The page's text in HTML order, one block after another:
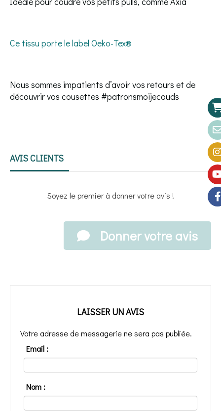
Ce tissu porte le label Oeko-Tex®
Nous sommes impatients d’avoir vos retours et de
découvrir vos cousettes #patronsmoijecouds
AVIS CLIENTS
Soyez le premier à donner votre avis !
Donner votre avis
LAISSER UN AVIS
Votre adresse de messagerie ne sera pas publiée.
Email :
Nom :